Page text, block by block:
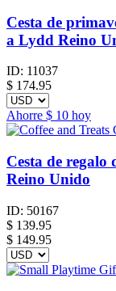
Cesta de
a Lydd Reino
ID: 11037
$ 174.95
Ahorre $ 10 hoy
Cesta de regalo
Reino Unido
ID: 50167
$ 139.95
$ 149.95